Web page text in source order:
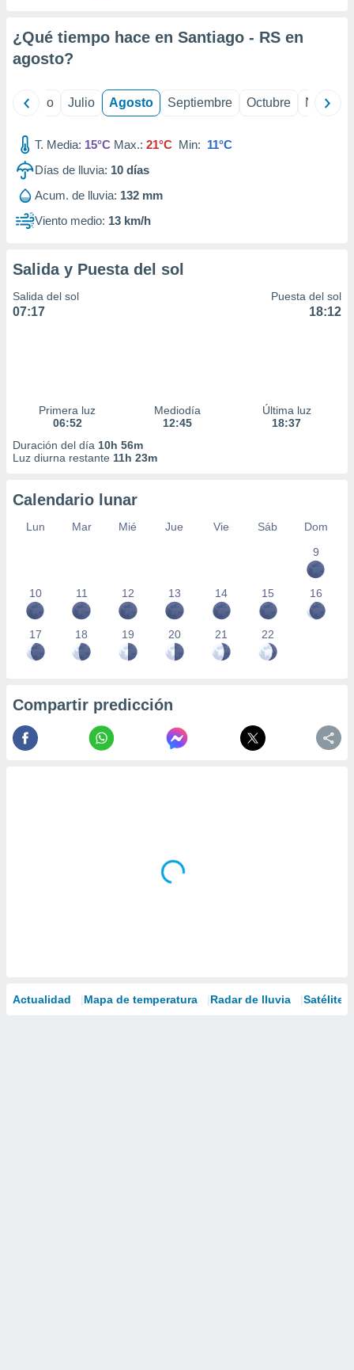
e
de
¿Qué tiempo hace en Santiago - RS en
agosto?
Junio Julio Agosto Septiembre Octubre
T. Media: 15°C Max.: 21°C Min: 11°C
Días de lluvia: 10 días
Acum. de lluvia: 132 mm
Viento medio: 13 km/h
Salida y Puesta del sol
Salida del sol
07:17
Puesta del sol
18:12
Primera luz
06:52
Mediodía
12:45
Última luz
18:37
Duración del día 10h 56m
Luz diurna restante 11h 23m
Calendario lunar
Lun Mar Mié Jue Vie Sáb
Dom
9
10 11 12 13 14 15 16
17 18 19 20 21 22
Compartir predicción
Actualidad Mapa de temperatura Radar de lluvia Satélites